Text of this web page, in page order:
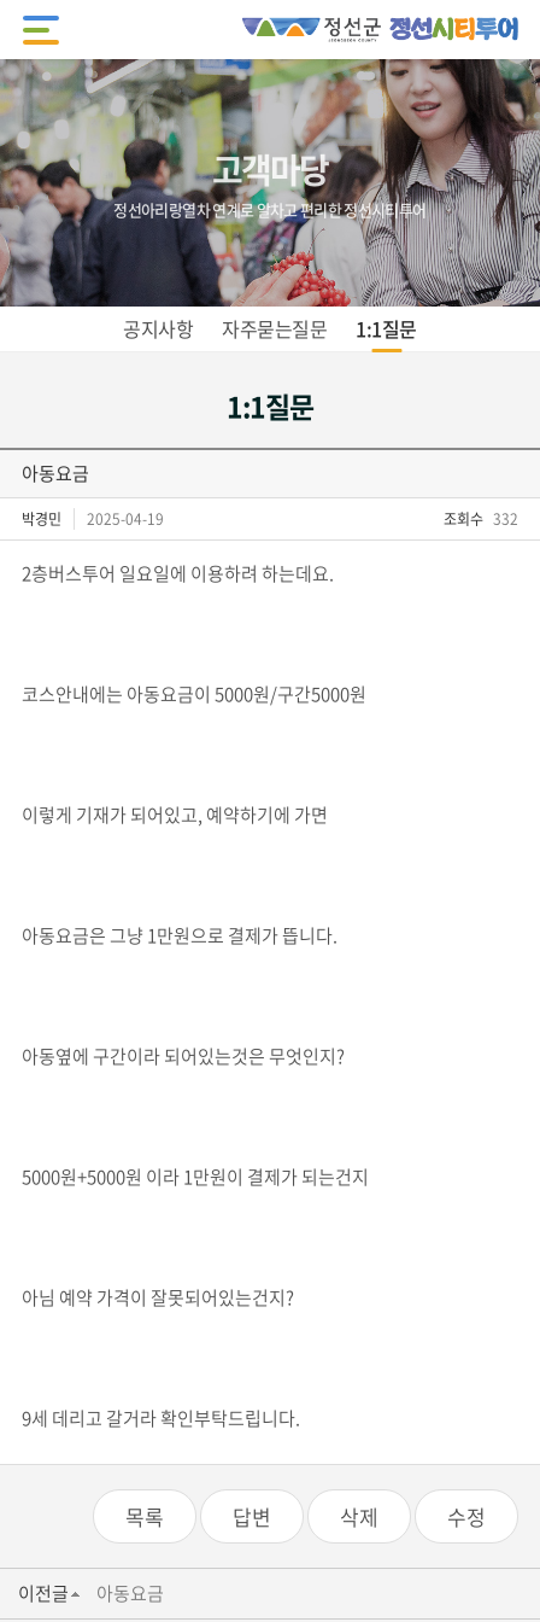
고객마당
정선아리랑열차 연계로 알차고 편리한 정선시티투어
공지사항 자주묻는질문 1:1질문
1:1질문
아동요금
박경민 2025-04-19 조회수 332
2층버스투어 일요일에 이용하려 하는데요.
코스안내에는 아동요금이 5000원/구간5000원
이렇게 기재가 되어있고, 예약하기에 가면
아동요금은 그냥 1만원으로 결제가 뜹니다.
아동옆에 구간이라 되어있는것은 무엇인지?
5000원+5000원 이라 1만원이 결제가 되는건지
아님 예약 가격이 잘못되어있는건지?
9세 데리고 갈거라 확인부탁드립니다.
목록 답변 삭제 수정
이전글 아동요금